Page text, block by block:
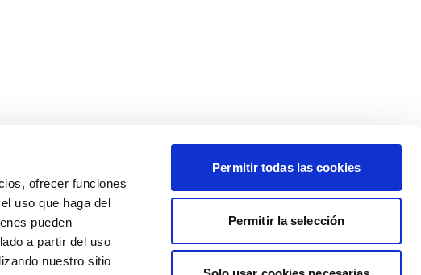
ofrecer funciones
uso que haga del
pueden
a partir del uso
nuestro sitio
Permitir todas las cookies
Permitir la selección